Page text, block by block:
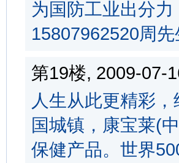
为国防工业出分
15807962520周先
第19楼, 2009-
人生从此更精彩
国城镇，康宝莱(
保健产品。世界